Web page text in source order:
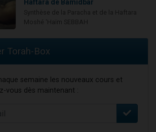
Haftara de Bamidbar
Torah-Box
semaine les nouveaux cours et
vous dès maintenant :